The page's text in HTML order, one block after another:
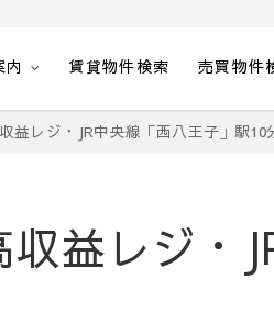
内 賃貸物件検索 売買物件
益レジ・JR中央線「西八王子」駅10
収益レジ・